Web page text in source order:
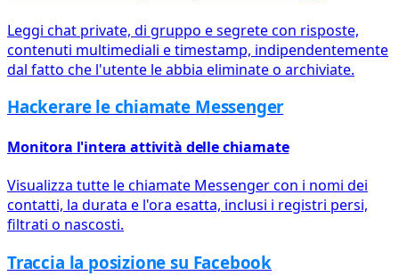
Leggi chat private, di gruppo e segrete con risposte,
contenuti multimediali e timestamp, indipendentemente
dal fatto che l'utente le abbia eliminate o archiviate.
Hackerare le chiamate Messenger
Monitora l'intera attività delle chiamate
Visualizza tutte le chiamate Messenger con i nomi dei
contatti, la durata e l'ora esatta, inclusi i registri persi,
filtrati o nascosti.
Traccia la posizione su Facebook